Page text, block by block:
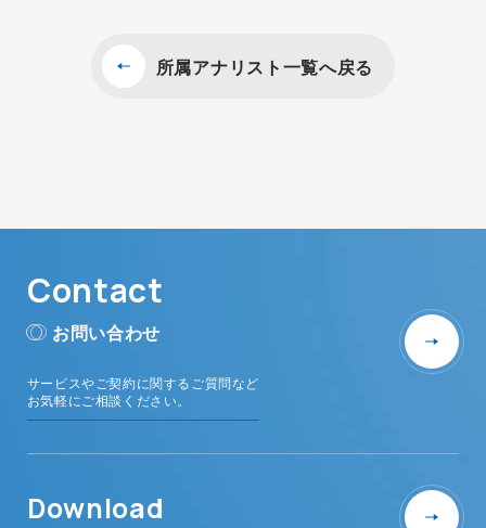
所属アナリスト一覧へ戻る
Contact
お問い合わせ
サービスやご契約に関するご質問など
お気軽にご相談ください。
Download